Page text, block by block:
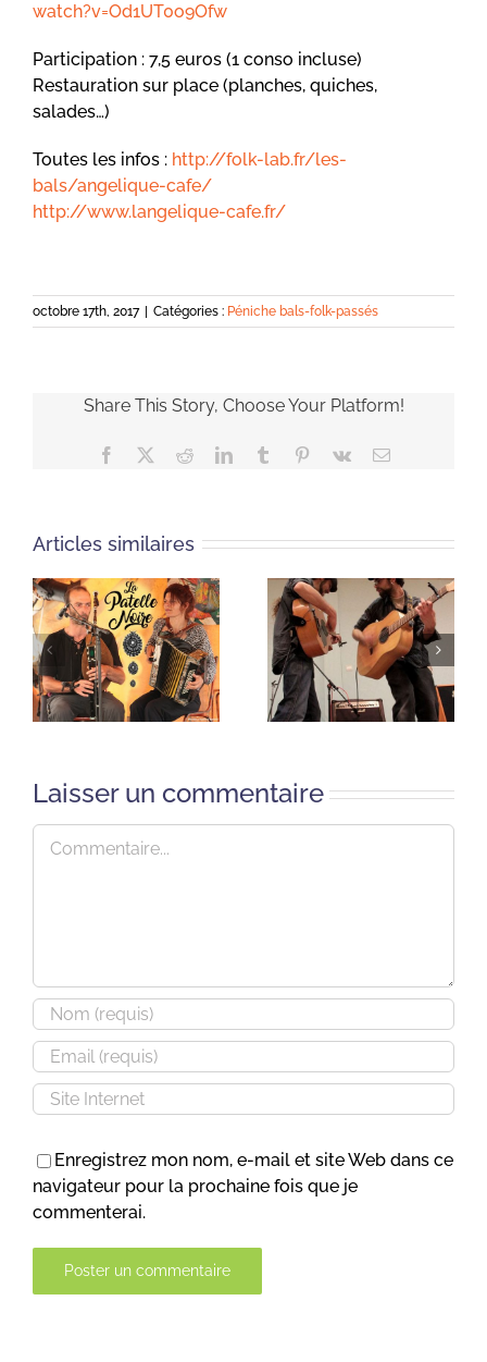
watch?v=Od1UT0o9Ofw
Participation : 7,5 euros (1 conso incluse)
Restauration sur place (planches, quiches,
salades…)
Toutes les infos : http://folk-lab.fr/les-
bals/angelique-cafe/
http://www.langelique-cafe.fr/
octobre 17th, 2017 | Catégories : Péniche bals-folk-passés
Share This Story, Choose Your Platform!
Facebook RedditLinkedInTumblr Pinterest
Vk Email
Articles similaires
Laisser un commentaire
Commentaire
Enregistrez mon nom, e-mail et site Web dans ce
navigateur pour la prochaine fois que je
commenterai.